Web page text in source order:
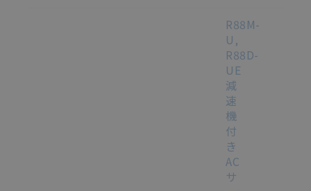
R88M-
U,
R88D-
UE
減
速
機
付
き
AC
サ